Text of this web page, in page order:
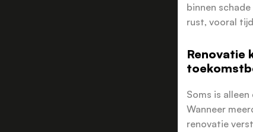
binnen
rust, vooral
Renovatie
Soms is
Wanneer
renovatie